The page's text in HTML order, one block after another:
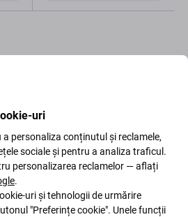
Samsung
uri
personaliza conținutul și reclamele,
sociale și pentru a analiza traficul.
personalizarea reclamelor — aflați
.
uri și tehnologii de urmărire
"Preferințe cookie". Unele funcții